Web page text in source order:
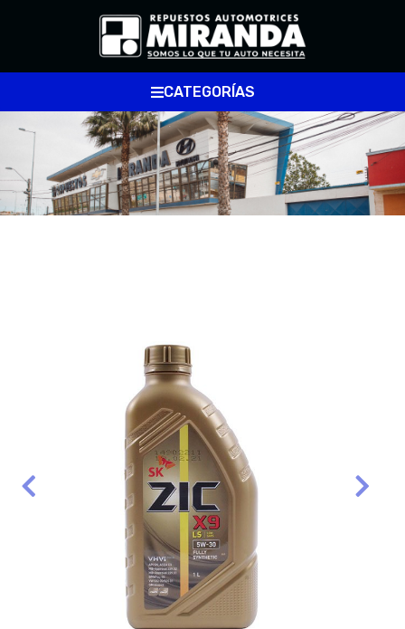
CATEGORÍAS
Anterior